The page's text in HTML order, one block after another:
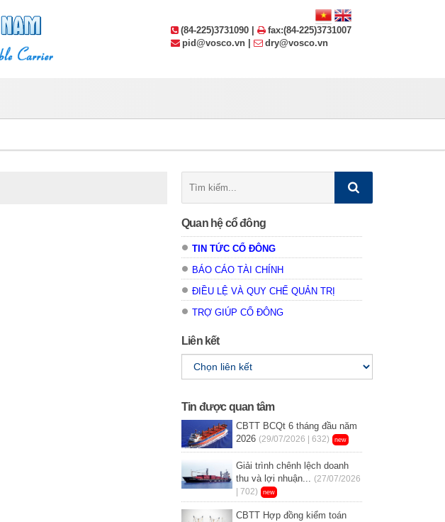
(84-225)3731090 |
fax:(84-225)3731007
pid@vosco.vn |
dry@vosco.vn
kiếm:
Quan hệ cổ đông
TIN TỨC CỔ ĐÔNG
BÁO CÁO TÀI CHÍNH
ĐIỀU LỆ VÀ QUY CHẾ QUẢN TRỊ
TRỢ GIÚP CỔ ĐÔNG
Liên kết
Tin được quan tâm
CBTT BCQt 6 tháng đầu năm
2026 (29/07/2026 | 632) new
Giải trình chênh lệch doanh
thu và lợi nhuận... (27/07/2026
| 702)
new
CBTT Hợp đồng kiểm toán